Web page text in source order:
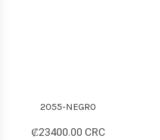
2055-NEGRO
₡23400.00 CRC